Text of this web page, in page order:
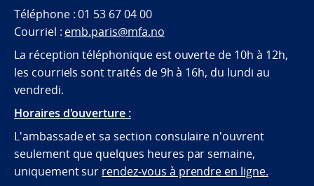
Téléphone : 01 53 67 04 00
Courriel : emb.paris@mfa.no
La réception téléphonique est ouverte de 10h à 12h,
les courriels sont traités de 9h à 16h, du lundi au
vendredi.
Horaires d'ouverture :
L'ambassade et sa section consulaire n'ouvrent
seulement que quelques heures par semaine,
uniquement sur rendez-vous à prendre en ligne.